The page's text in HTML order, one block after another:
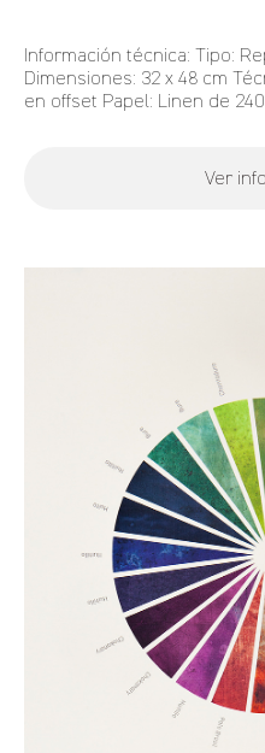
Información técnica: Tipo: Reproducción impresa
Dimensiones: 32 x 48 cm
en offset Papel: Linen de
Ver